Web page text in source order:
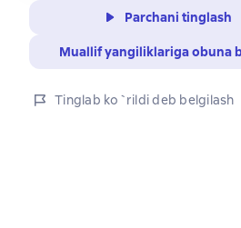
Parchani tinglash
Muallif yangiliklariga obuna
Tinglab ko`rildi deb belgilash